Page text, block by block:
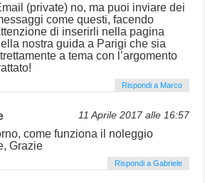
(private) no, ma puoi inviare dei
come questi, facendo
di inserirli nella pagina
nostra guida a Parigi che sia
a tema con l’argomento
Rispondi a Marco
11 Aprile 2017 alle 16:57
come funziona il noleggio
Grazie
Rispondi a Gabriele